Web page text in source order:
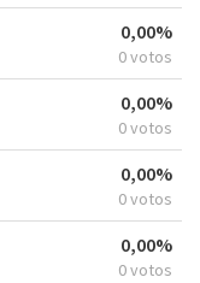
0,00%
0 votos
0,00%
0 votos
0,00%
0 votos
0,00%
0 votos